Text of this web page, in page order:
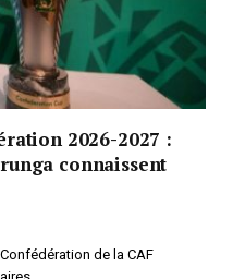
2026-2027 :
connaissent
de la CAF